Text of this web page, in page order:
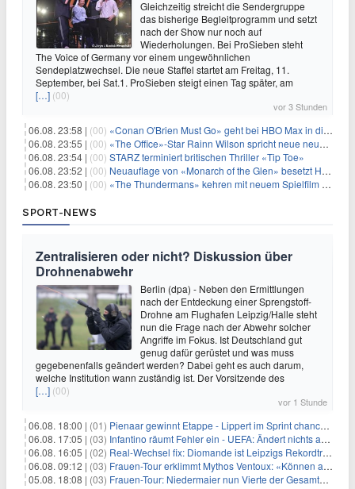
Gleichzeitig streicht die Sendergruppe
das bisherige Begleitprogramm und setzt
nach der Show nur noch auf
Wiederholungen. Bei ProSieben steht
The Voice of Germany vor einem ungewöhnlichen
Sendeplatzwechsel. Die neue Staffel startet am Freitag, 11.
September, bei Sat.1. ProSieben steigt einen Tag später, am
[…] (00)
vor 3 Stunden
06.08. 23:58 | (00) «Conan O'Brien Must Go» geht bei HBO Max in die dritte Runde
06.08. 23:55 | (00) «The Office»-Star Rainn Wilson spricht neue neuseeländische Serie «Settling»
06.08. 23:54 | (00) STARZ terminiert britischen Thriller «Tip Toe»
06.08. 23:52 | (00) Neuauflage von «Monarch of the Glen» besetzt Hauptrollen
06.08. 23:50 | (00) «The Thundermans» kehren mit neuem Spielfilm zurück
SPORT-NEWS
Zentralisieren oder nicht? Diskussion über
Drohnenabwehr
Berlin (dpa) - Neben den Ermittlungen
nach der Entdeckung einer Sprengstoff-
Drohne am Flughafen Leipzig/Halle steht
nun die Frage nach der Abwehr solcher
Angriffe im Fokus. Ist Deutschland gut
genug dafür gerüstet und was muss
gegebenenfalls geändert werden? Dabei geht es auch darum,
welche Institution wann zuständig ist. Der Vorsitzende des
[…] (00)
vor 1 Stunde
06.08. 18:00 | (01) Pienaar gewinnt Etappe - Lippert im Sprint chancenlos
06.08. 17:05 | (03) Infantino räumt Fehler ein - UEFA: Ändert nichts an Boykott
06.08. 16:05 | (02) Real-Wechsel fix: Diomande ist Leipzigs Rekordtransfer
06.08. 09:12 | (03) Frauen-Tour erklimmt Mythos Ventoux: «Können alles schaffen»
05.08. 18:08 | (03) Frauen-Tour: Niedermaier nun Vierte der Gesamtwertung